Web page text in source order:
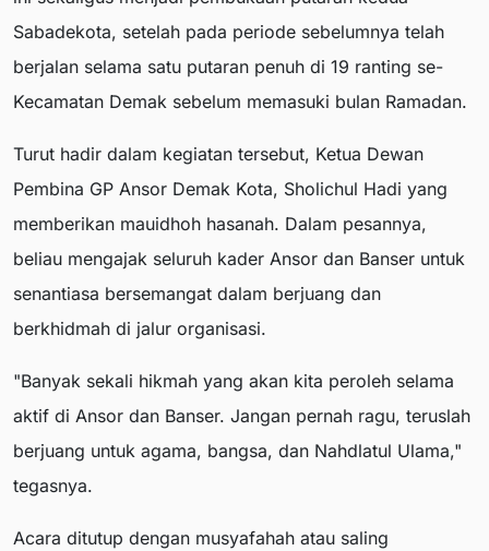
Sabadekota, setelah pada periode sebelumnya telah
berjalan selama satu putaran penuh di 19 ranting se-
Kecamatan Demak sebelum memasuki bulan Ramadan.
Turut hadir dalam kegiatan tersebut, Ketua Dewan
Pembina GP Ansor Demak Kota, Sholichul Hadi yang
memberikan mauidhoh hasanah. Dalam pesannya,
beliau mengajak seluruh kader Ansor dan Banser untuk
senantiasa bersemangat dalam berjuang dan
berkhidmah di jalur organisasi.
"Banyak sekali hikmah yang akan kita peroleh selama
aktif di Ansor dan Banser. Jangan pernah ragu, teruslah
berjuang untuk agama, bangsa, dan Nahdlatul Ulama,"
tegasnya.
Acara ditutup dengan musyafahah atau saling